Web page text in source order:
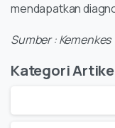
mendapatkan
Sumber : Kemenkes
Kategori